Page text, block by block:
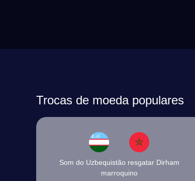
Trocas de moeda populares
Som do Uzbequistão resgatar Dirham
marroquino